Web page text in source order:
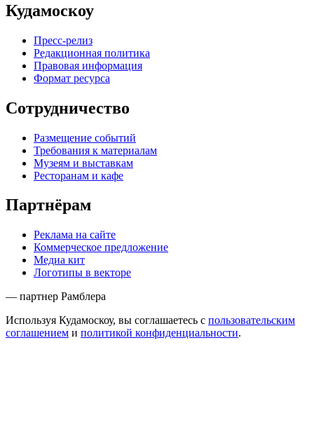
Кудамоскоу
Пресс-релиз
Редакционная политика
Правовая информация
Формат ресурса
Сотрудничество
Размещение событий
Требования к материалам
Музеям и выставкам
Ресторанам и кафе
Партнёрам
Реклама на сайте
Коммерческое предложение
Медиа кит
Логотипы в векторе
— партнер Рамблера
Используя Кудамоскоу, вы соглашаетесь с пользовательским
соглашением и политикой конфиденциальности.